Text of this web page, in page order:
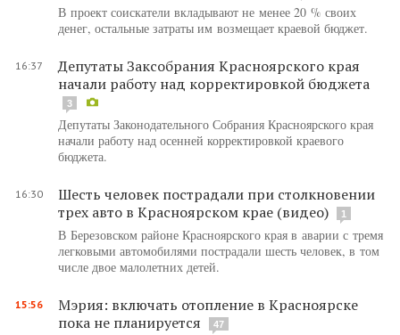
В проект соискатели вкладывают не менее 20 % своих
денег, остальные затраты им возмещает краевой бюджет.
16:37
Депутаты Заксобрания Красноярского края
начали работу над корректировкой бюджета
3
Депутаты Законодательного Собрания Красноярского края
начали работу над осенней корректировкой краевого
бюджета.
16:30
Шесть человек пострадали при столкновении
трех авто в Красноярском крае (видео)
1
В Березовском районе Красноярского края в аварии с тремя
легковыми автомобилями пострадали шесть человек, в том
числе двое малолетних детей.
15:56
Мэрия: включать отопление в Красноярске
пока не планируется
47